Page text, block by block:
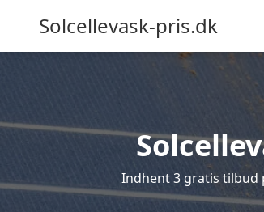
Solcellevask-pris.dk
Indhent 3 gratis tilbud